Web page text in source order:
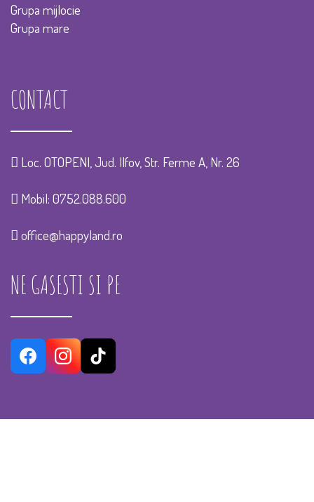
Grupa mijlocie
Grupa mare
CONTACT
Loc. OTOPENI, Jud. Ilfov, Str. Ferme A, Nr. 26
Mobil: 0752.088.600
office@happyland.ro
NE GASESTI SI PE